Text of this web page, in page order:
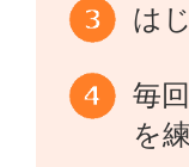
は
毎
を